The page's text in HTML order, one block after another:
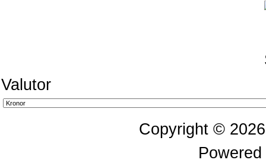
Valutor
Copyright ©